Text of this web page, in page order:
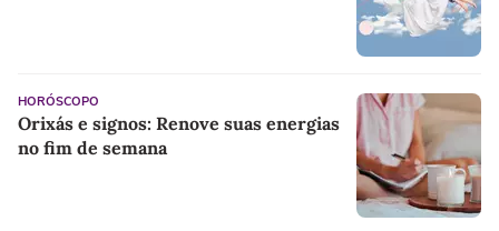
HORÓSCOPO
Orixás e signos: Renove suas energias
no fim de semana